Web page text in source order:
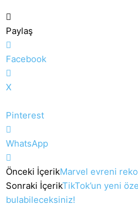
Paylaş
Facebook
X
Pinterest
WhatsApp
Önceki İçerikMarvel evreni
Sonraki İçerikTikTok’un yeni
bulabileceksiniz!